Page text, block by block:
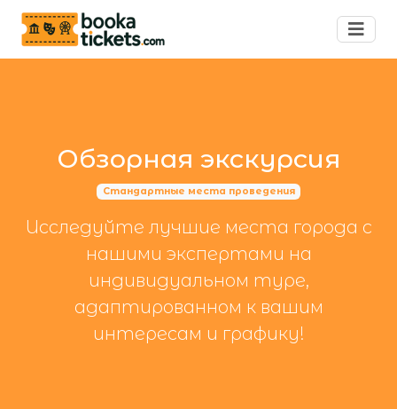
Обзорная экскурсия
Стандартные места проведения
Исследуйте лучшие места города с
нашими экспертами на
индивидуальном туре,
адаптированном к вашим
интересам и графику!